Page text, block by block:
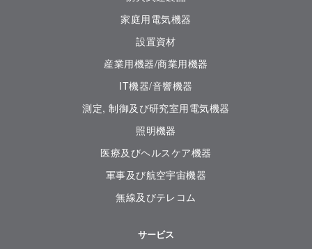
家庭用電気機器
設置資材
産業用機器/商業用機器
IT機器/音響機器
測定, 制御及び研究室用電気機器
照明機器
医療及びヘルスケア機器
軍事及び航空宇宙機器
無線及びテレコム
サービス